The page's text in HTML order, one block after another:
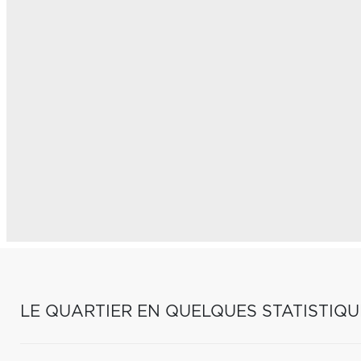
LE QUARTIER EN QUELQUES